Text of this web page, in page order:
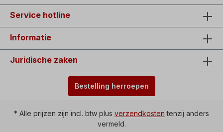
Service hotline
Informatie
Juridische zaken
Bestelling herroepen
* Alle prijzen zijn incl. btw plus verzendkosten tenzij anders
vermeld.